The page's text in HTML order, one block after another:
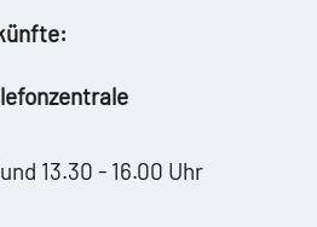
13.30 - 16.00 Uhr